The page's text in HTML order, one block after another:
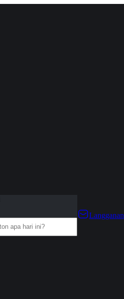
Langganan